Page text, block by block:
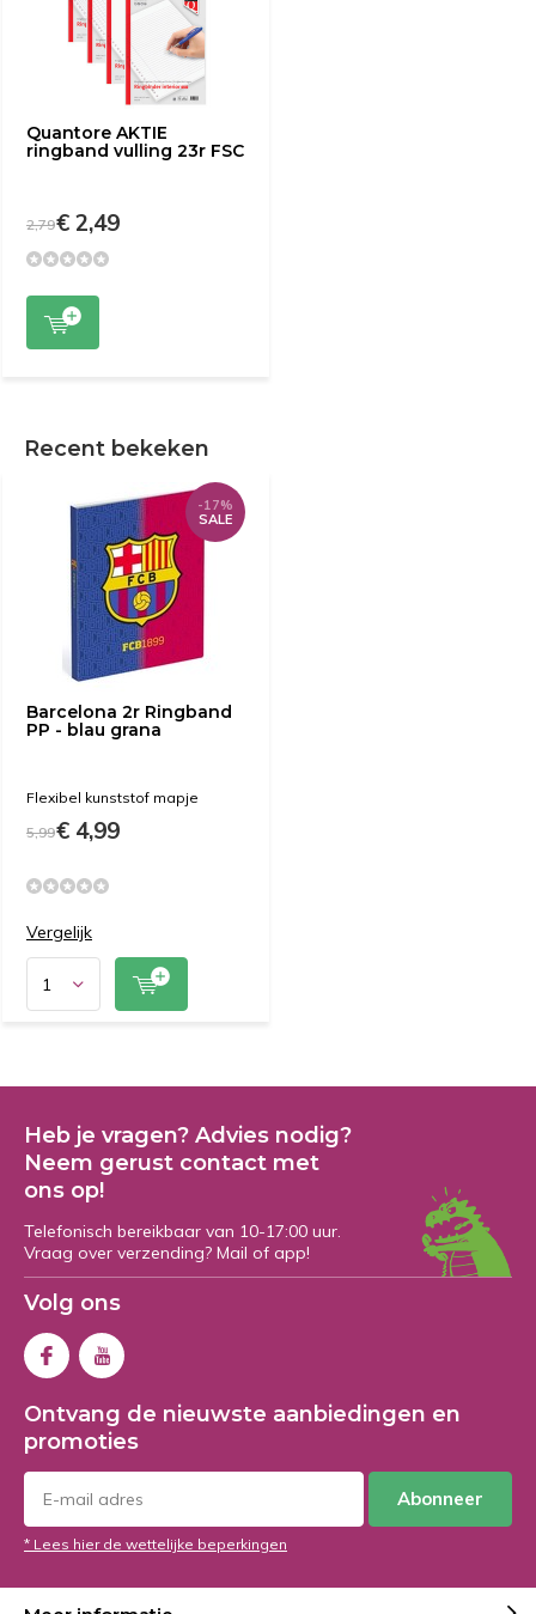
Quantore AKTIE
ringband vulling 23r FSC
2,79€ 2,49
Recent bekeken
Barcelona 2r Ringband
PP - blau grana
-17%
SALE
Flexibel kunststof mapje
5,99€ 4,99
Vergelijk
Heb je vragen? Advies nodig?
Neem gerust contact met
ons op!
Telefonisch bereikbaar van 10-17:00 uur.
Vraag over verzending? Mail of app!
Volg ons
Ontvang de nieuwste aanbiedingen en
promoties
Abonneer
* Lees hier de wettelijke beperkingen